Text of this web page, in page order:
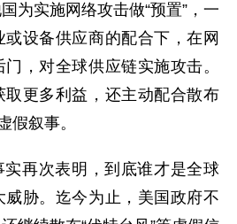
为实施网络攻击做“预置”，一
设备供应商的配合下，在网
，对全球供应链实施攻击。
更多利益，还主动配合散布
假叙事。
再次表明，到底谁才是全球
威胁。迄今为止，美国政府不